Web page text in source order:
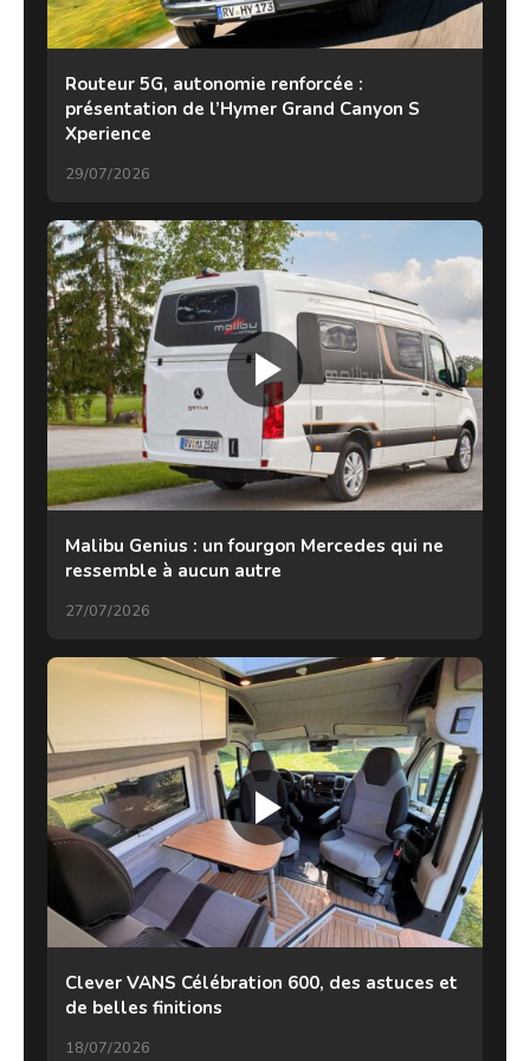
Routeur 5G, autonomie renforcée :
présentation de l’Hymer Grand Canyon S
Xperience
29/07/2026
Malibu Genius : un fourgon Mercedes qui ne
ressemble à aucun autre
27/07/2026
Clever VANS Célébration 600, des astuces et
de belles finitions
18/07/2026